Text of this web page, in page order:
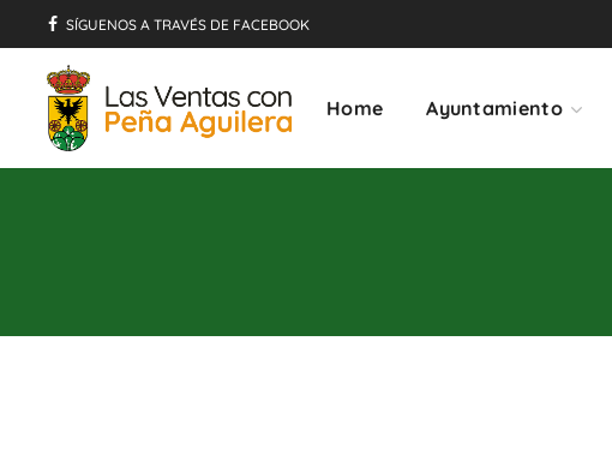
SÍGUENOS A TRAVÉS DE FACEBOOK
Home Ayuntamiento